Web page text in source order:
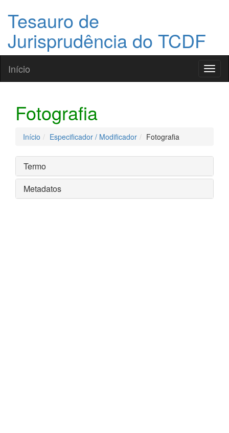
Tesauro de
Jurisprudência do TCDF
Início
Fotografia
Início Especificador / Modificador Fotografia
Termo
Metadatos